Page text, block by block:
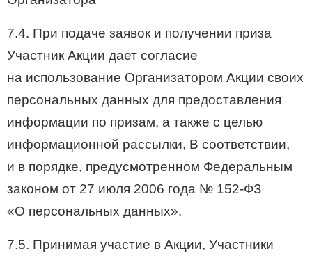
7.4. При подаче заявок и получении приза
Участник Акции дает согласие
на использование Организатором Акции своих
персональных данных для предоставления
информации по призам, а также с целью
информационной рассылки, В соответствии,
и в порядке, предусмотренном Федеральным
законом от 27 июля 2006 года № 152-ФЗ
«О персональных данных».
7.5. Принимая участие в Акции, Участники